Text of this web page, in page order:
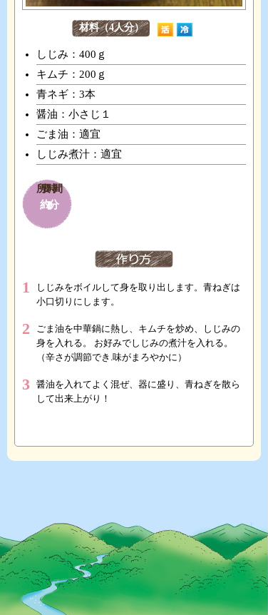
材料（4人分）
しじみ：400ｇ
キムチ：200ｇ
青ネギ：3本
醤油：小さじ１
ごま油：適宜
しじみ煮汁：適宜
所要時間
約20分
1
しじみをボイルして身を取り出します。青ねぎは
小口切りにします。
2
ごま油を中華鍋に熱し、キムチを炒め、しじみの
身を入れる。 お好みでしじみの煮汁を入れる。
（辛さが調節でき.味がまろやかに）
3 醤油を入れてよく混ぜ、器に盛り、青ねぎを散ら
して出来上がり！